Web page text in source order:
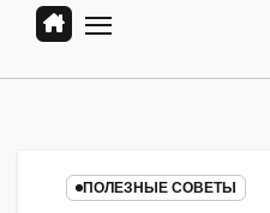
ПОЛЕЗНЫЕ СОВЕТЫ